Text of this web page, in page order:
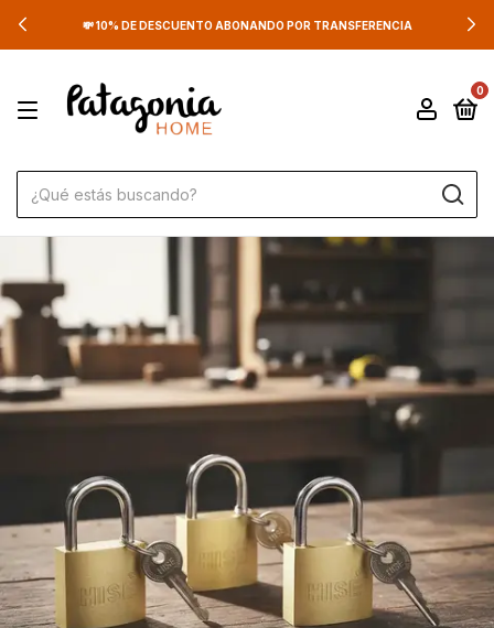
💳 3 CUOTAS SIN INTERÉS SUPERANDO LOS
0